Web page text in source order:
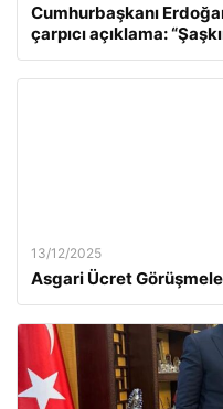
Cumhurbaşkanı
çarpıcı açıklama:
13/12/2025
Asgari Ücret